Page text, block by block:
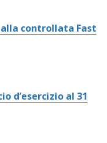
controllata Fast
d’esercizio al 31